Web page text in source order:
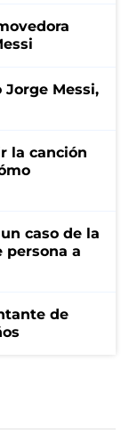
Messi,
la canción
caso de la
persona a
de